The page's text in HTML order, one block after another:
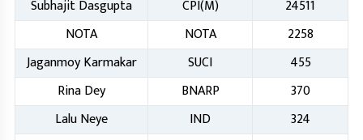
Subhajit Dasgupta
CPI(M)
24511
NOTA
NOTA
2258
Jaganmoy Karmakar
SUCI
455
Rina Dey
BNARP
370
Lalu Neye
IND
324